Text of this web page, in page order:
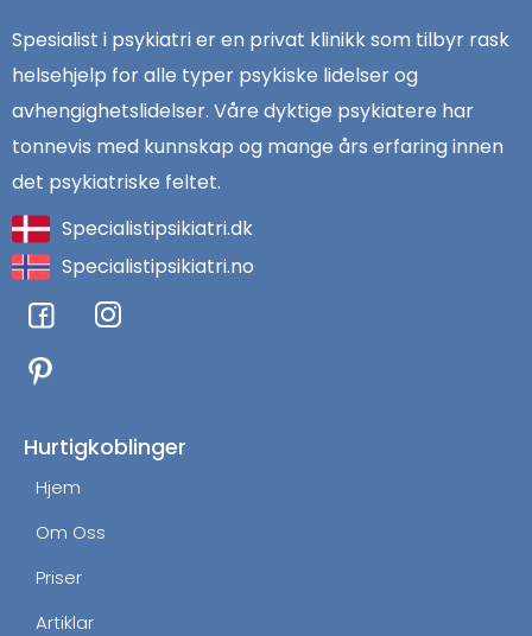
Spesialist i psykiatri er en privat klinikk som tilbyr rask
helsehjelp for alle typer psykiske lidelser og
avhengighetslidelser. Våre dyktige psykiatere har
tonnevis med kunnskap og mange års erfaring innen
det psykiatriske feltet.
Specialistipsikiatri.dk
Specialistipsikiatri.no
F
a
c
e
o
k
I
n
g
Hurtigkoblinger
Hjem
Om Oss
Priser
Artiklar